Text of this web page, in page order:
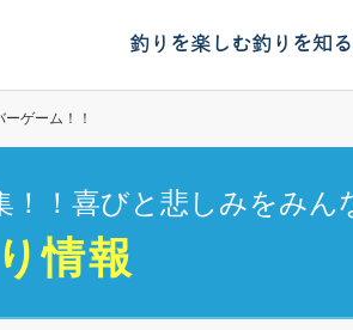
釣りを楽しむ釣りを知る
ゲーム！！
！喜びと悲しみをみん
情報